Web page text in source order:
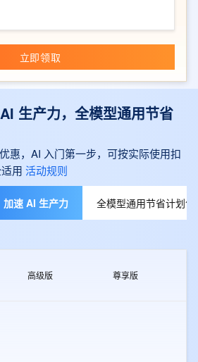
立即领取
生产力，全模型通用节省
惠，AI 入门第一步，可按实际使用扣
用 活动规则
速 AI 生产力 全模型通用节省计划
高级版 尊享版